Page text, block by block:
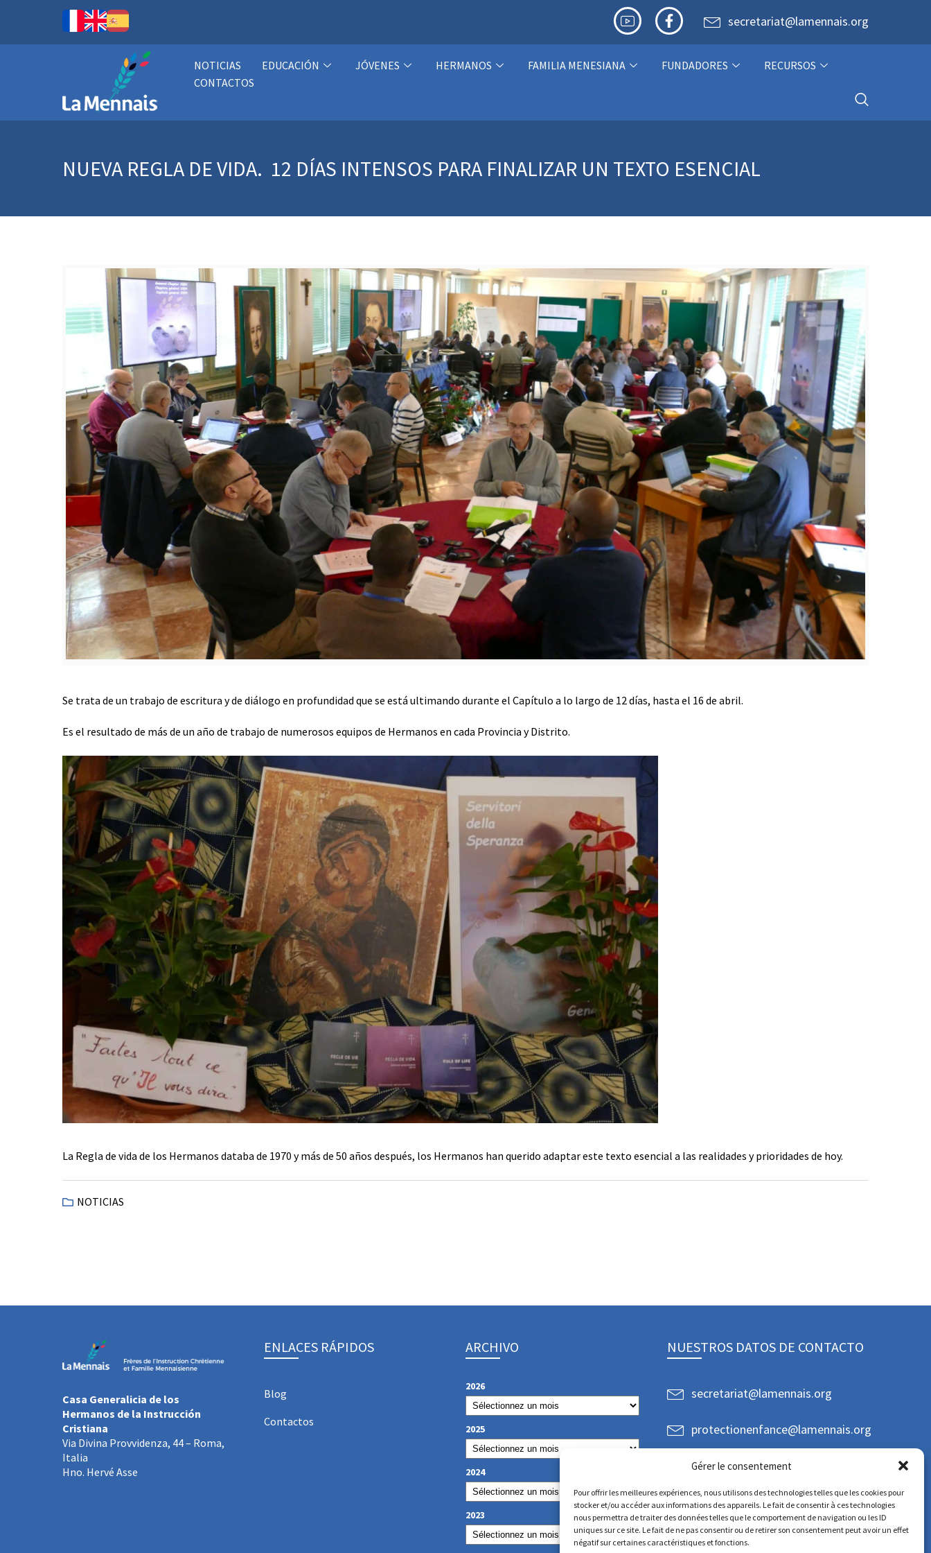
Gérer le consentement
Pour offrir les meilleures expériences, nous utilisons des technologies telles que les cookies pour
stocker et/ou accéder aux informations des appareils. Le fait de consentir à ces technologies
nous permettra de traiter des données telles que le comportement de navigation ou les ID
uniques sur ce site. Le fait de ne pas consentir ou de retirer son consentement peut avoir un effet
négatif sur certaines caractéristiques et fonctions.
secretariat@lamennais.org
NOTICIAS EDUCACIÓN JÓVENES HERMANOS FAMILIA MENESIANA FUNDADORES
RECURSOS
CONTACTOS
NUEVA REGLA DE VIDA. 12 DÍAS INTENSOS PARA FINALIZAR UN TEXTO ESENCIAL
Se trata de un trabajo de escritura y de diálogo en profundidad que se está ultimando durante el Capítulo a lo largo de 12 días, hasta el 16 de abril.
Es el resultado de más de un año de trabajo de numerosos equipos de Hermanos en cada Provincia y Distrito.
La Regla de vida de los Hermanos databa de 1970 y más de 50 años después, los Hermanos han querido adaptar este texto esencial a las realidades y prioridades de hoy.
NOTICIAS
Casa Generalicia de los
Hermanos de la Instrucción
Cristiana
Via Divina Provvidenza, 44 – Roma,
Italia
Hno. Hervé Asse
ENLACES RÁPIDOS
Blog
Contactos
ARCHIVO
2026
2025
2024
2023
NUESTROS DATOS DE CONTACTO
secretariat@lamennais.org
protectionenfance@lamennais.org